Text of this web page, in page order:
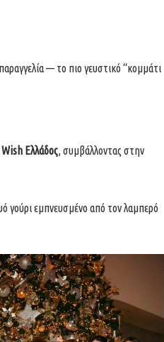
— το πιο γευστικό “κομμάτι
Ελλάδος, συμβάλλοντας στην
γούρι εμπνευσμένο από τον λαμπερό